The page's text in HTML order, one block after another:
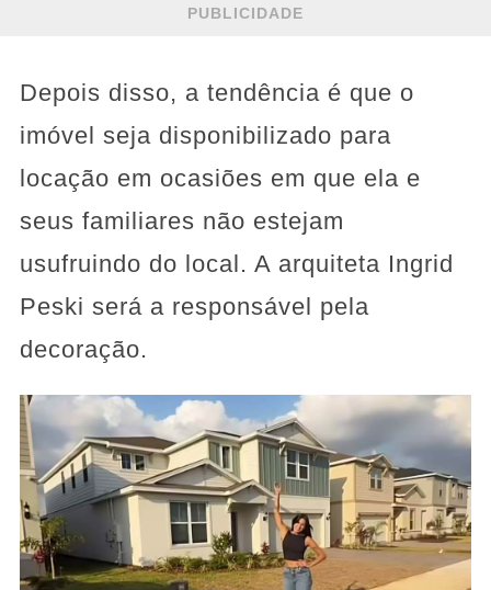
PUBLICIDADE
Depois disso, a tendência é que o
imóvel seja disponibilizado para
locação em ocasiões em que ela e
seus familiares não estejam
usufruindo do local. A arquiteta Ingrid
Peski será a responsável pela
decoração.